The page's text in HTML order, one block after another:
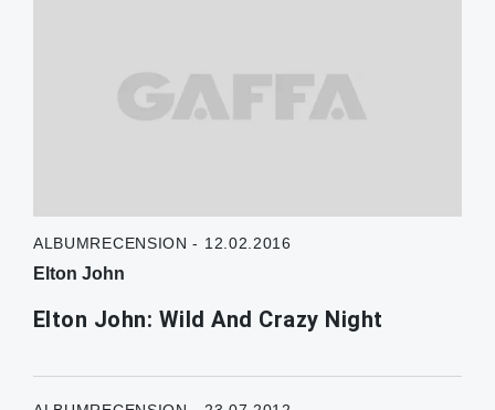
ALBUMRECENSION - 12.02.2016
Elton John
Elton John: Wild And Crazy Night